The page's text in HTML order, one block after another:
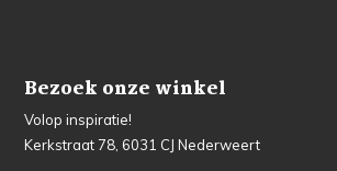
Bezoek onze winkel
Volop inspiratie!
Kerkstraat 78, 6031 CJ Nederweert